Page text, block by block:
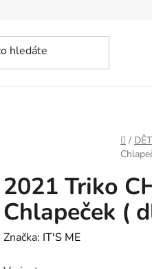
Domů
/
2021 Triko
Chlapeček (
Značka: IT'S ME